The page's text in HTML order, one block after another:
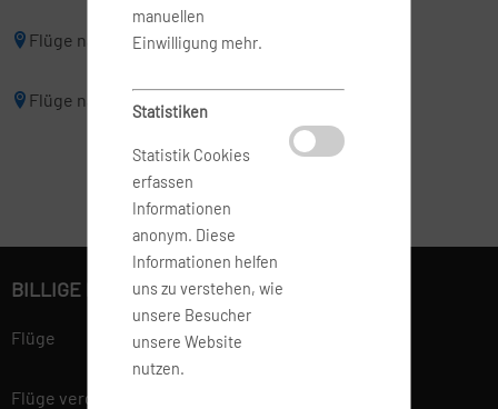
Flüge nach Melbourne
Flüge nach Sydney
manuellen
Einwilligung mehr.
Statistiken
Statistik Cookies
erfassen
Informationen
anonym. Diese
Informationen helfen
uns zu verstehen, wie
unsere Besucher
unsere Website
nutzen.
BILLIGE FLÜGE BUCHEN
Flüge
Flüge vergleichen